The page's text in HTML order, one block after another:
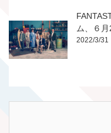
ム、６
2022/3/31